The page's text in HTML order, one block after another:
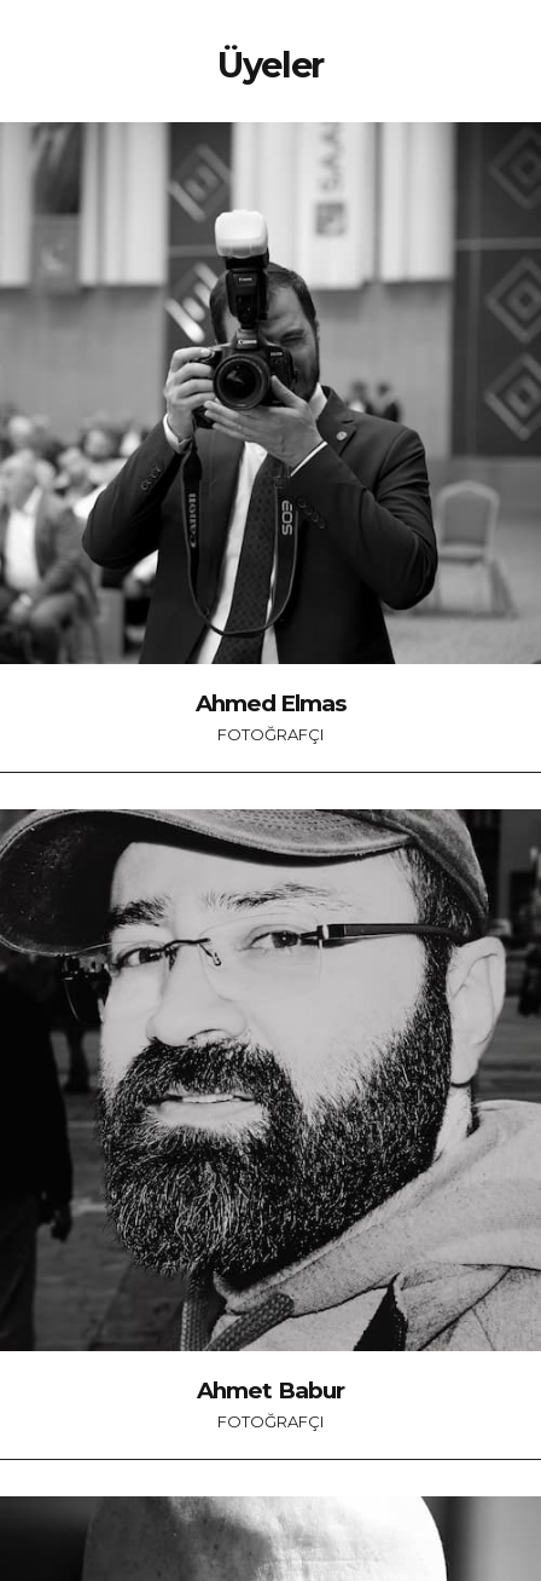
Üyeler
Ahmed Elmas
FOTOĞRAFÇI
Ahmet Babur
FOTOĞRAFÇI